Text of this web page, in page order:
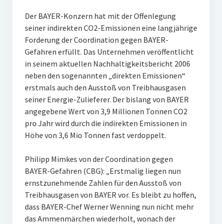
Der BAYER-Konzern hat mit der Offenlegung
seiner indirekten CO2-Emissionen eine langjährige
Forderung der Coordination gegen BAYER-
Gefahren erfüllt. Das Unternehmen veröffentlicht
in seinem aktuellen Nachhaltigkeitsbericht 2006
neben den sogenannten „direkten Emissionen“
erstmals auch den Ausstoß von Treibhausgasen
seiner Energie-Zulieferer. Der bislang von BAYER
angegebene Wert von 3,9 Millionen Tonnen CO2
pro Jahr wird durch die indirekten Emissionen in
Höhe von 3,6 Mio Tonnen fast verdoppelt.
Philipp Mimkes von der Coordination gegen
BAYER-Gefahren (CBG): „Erstmalig liegen nun
ernstzunehmende Zahlen für den Ausstoß von
Treibhausgasen von BAYER vor. Es bleibt zu hoffen,
dass BAYER-Chef Werner Wenning nun nicht mehr
das Ammenmärchen wiederholt, wonach der